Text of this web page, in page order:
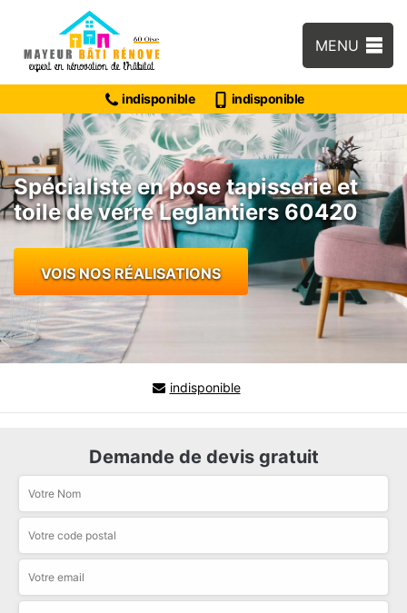
MENU
indisponible indisponible
Spécialiste en pose tapisserie et
toile de verre Leglantiers 60420
VOIS NOS RÉALISATIONS
indisponible
Demande de devis gratuit